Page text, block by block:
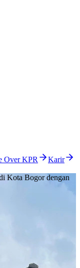
Over KPR
Karir
Kota Bogor dengan